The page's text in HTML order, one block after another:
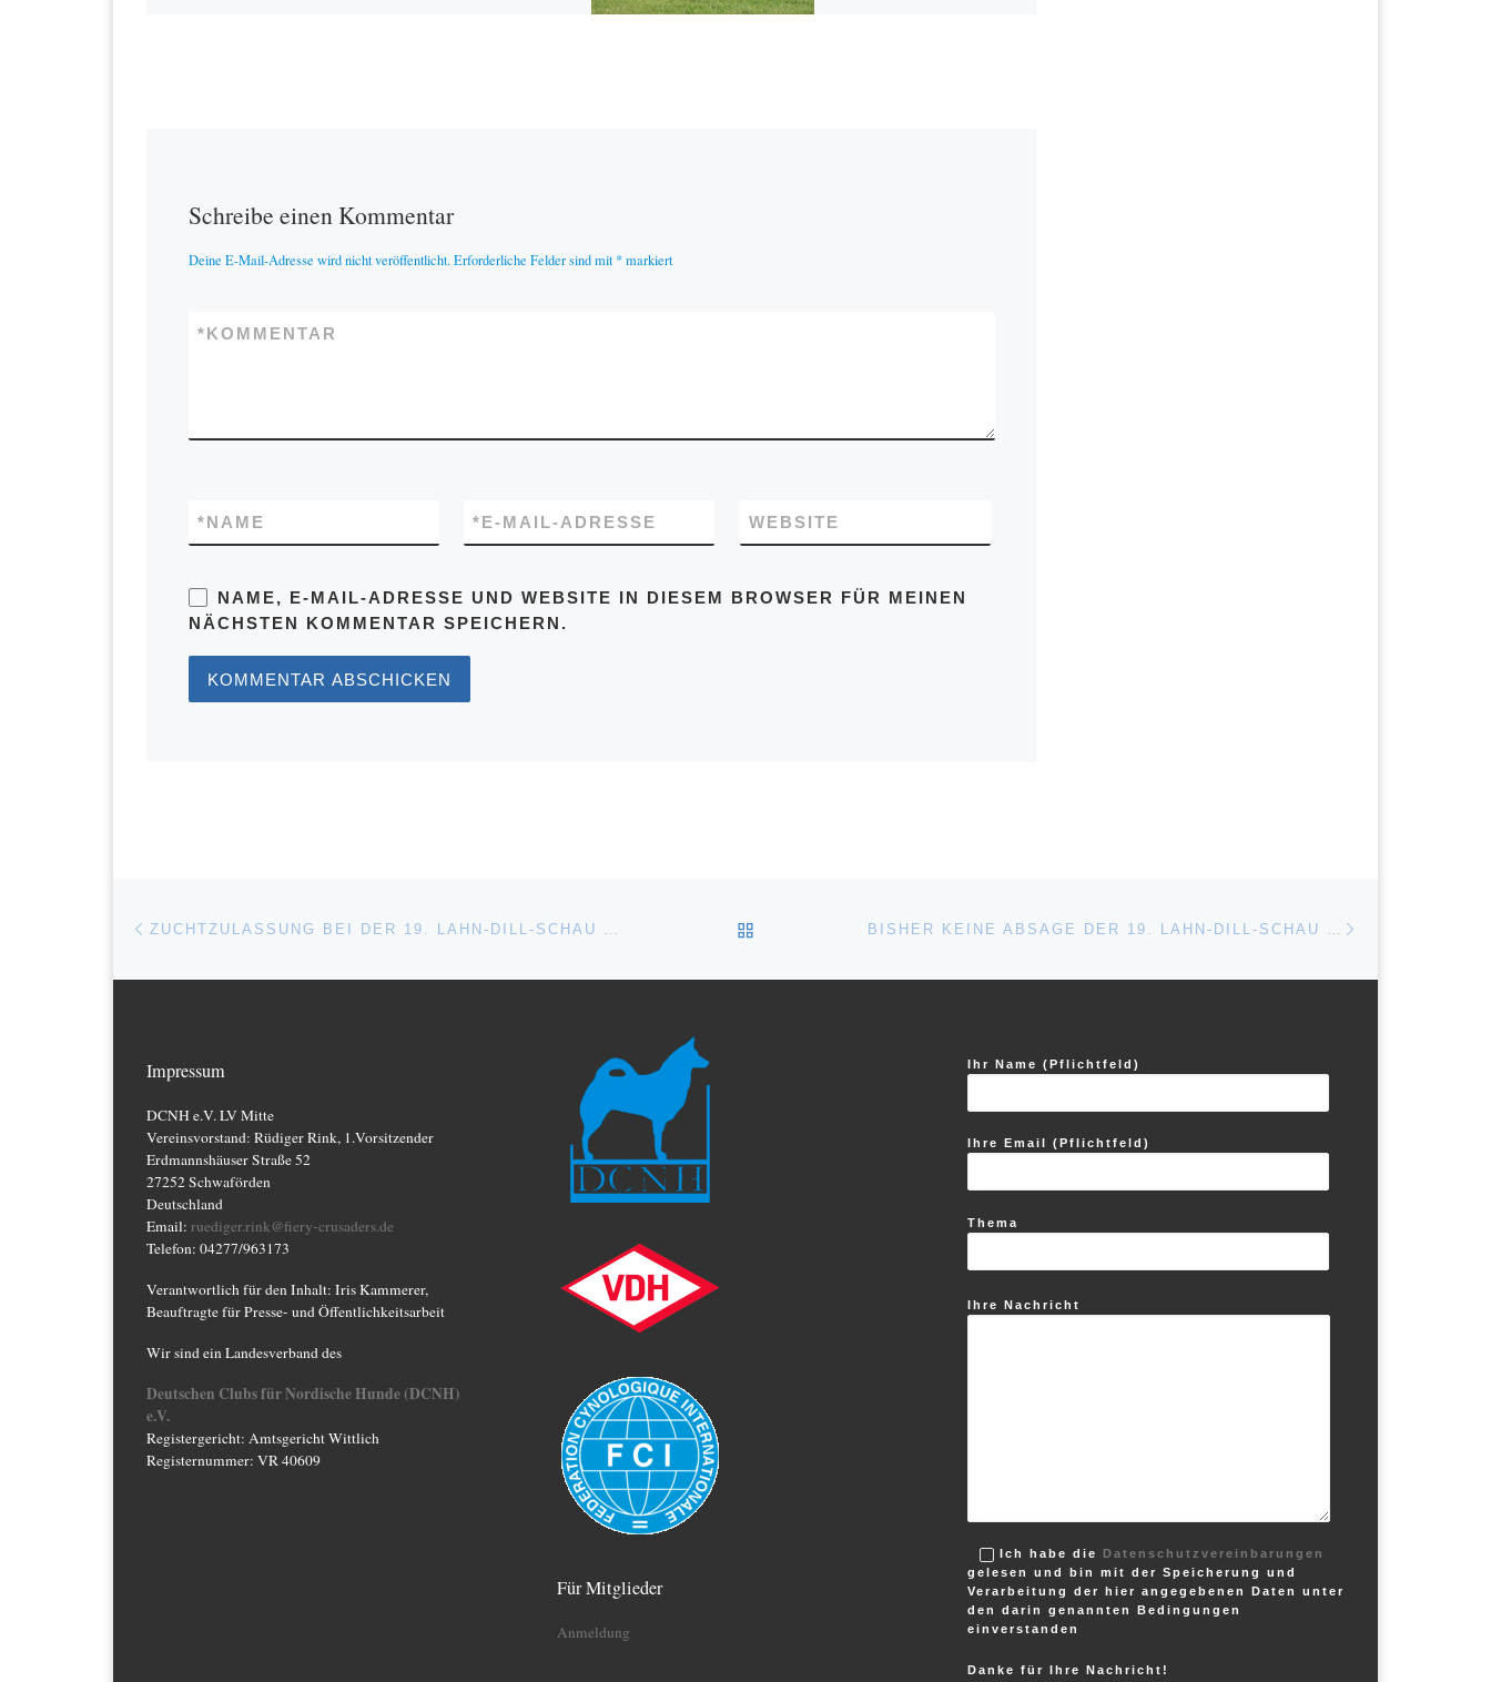
Schreibe einen Kommentar
Deine E-Mail-Adresse wird nicht veröffentlicht. Erforderliche Felder sind mit*markiert
KOMMENTAR
*
NAME
* E-MAIL-ADRESSE
* WEBSITE
NAME, E-MAIL-ADRESSE UND WEBSITE IN DIESEM BROWSER FÜR MEINEN
NÄCHSTEN KOMMENTAR SPEICHERN.
Beitragsnavigation ZURÜCK ZUR BEITRAGSLISTE
Impressum
DCNH e.V. LV Mitte
Vereinsvorstand: Rüdiger Rink, 1.Vorsitzender
Erdmannshäuser Straße 52
27252 Schwaförden
Deutschland
Email: ruediger.rink@fiery-crusaders.de
Telefon: 04277/963173
Verantwortlich für den Inhalt: Iris Kammerer,
Beauftragte für Presse- und Öffentlichkeitsarbeit
Wir sind ein Landesverband des
Deutschen Clubs für Nordische Hunde (DCNH)
e.V.
Registergericht: Amtsgericht Wittlich
Registernummer: VR 40609
Für Mitglieder
Anmeldung
Ihr Name (Pflichtfeld)
Ihre Email (Pflichtfeld)
Thema
Ihre Nachricht
Ich habe die Datenschutzvereinbarungen
gelesen und bin mit der Speicherung und
Verarbeitung der hier angegebenen Daten unter
den darin genannten Bedingungen
einverstanden
Danke für Ihre Nachricht!